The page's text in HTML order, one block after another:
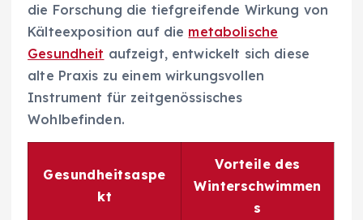
die Forschung die tiefgreifende Wirkung von
Kälteexposition auf die metabolische
Gesundheit aufzeigt, entwickelt sich diese
alte Praxis zu einem wirkungsvollen
Instrument für zeitgenössisches
Wohlbefinden.
Gesundheitsaspe
kt
Vorteile des
Winterschwimmen
s